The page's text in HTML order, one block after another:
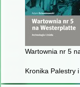
Wartownia nr 5
Kronika Palestry